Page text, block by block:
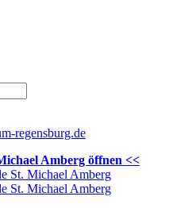
regensburg.de
Amberg öffnen <<